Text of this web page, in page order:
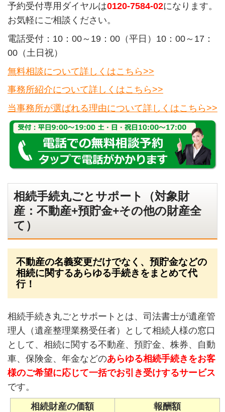
予約受付専用ダイヤルは0120-7584-02になります。
お気軽にご相談ください。
電話受付：10：00～19：00（平日）10：00～17：
00（土日祝）
無料相談について詳しくはこちら>>
事務所紹介について詳しくはこちら>>
当事務所が選ばれる理由について詳しくはこちら>>
相続手続丸ごとサポート（対象財
産：不動産+預貯金+その他の財産全
て）
不動産の名義変更だけでなく、預貯金などの
相続に関するあらゆる手続きをまとめて代
行！
相続手続き丸ごとサポートとは、司法書士が遺産管
理人（遺産整理業務受任者）として相続人様の窓口
として、相続に関する不動産、預貯金、株券、自動
車、保険金、年金などのあらゆる相続手続きをお客
様のご希望に応じて一括でお引き受けするサービス
です。
相続財産の価額
報酬額